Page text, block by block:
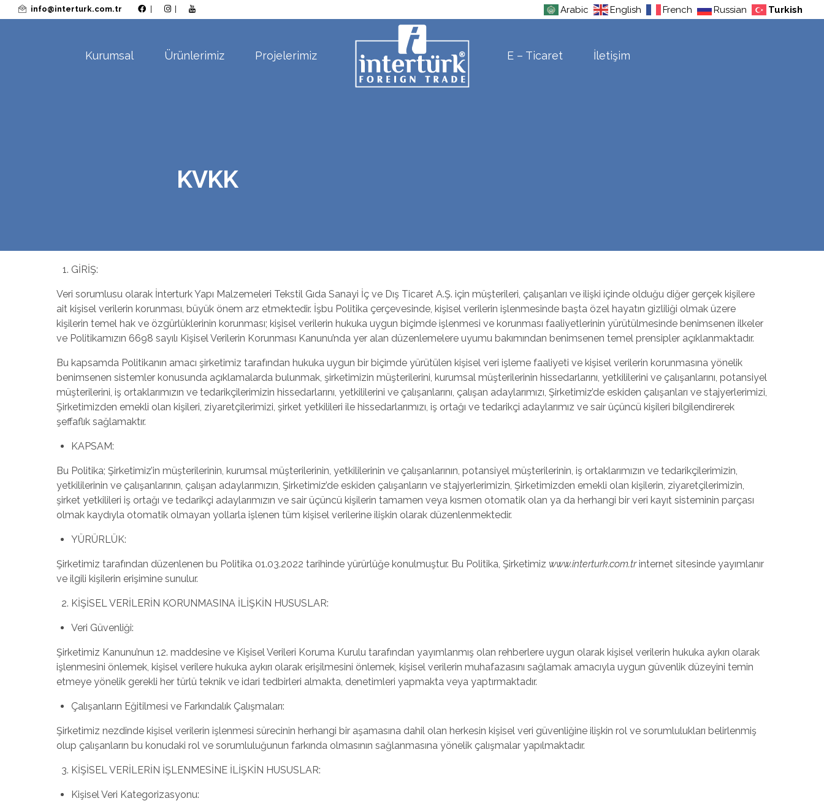
info@interturk.com.tr Arabic English French Russian Turkish
Kurumsal Ürünlerimiz Projelerimiz E – Ticaret İletişim
KVKK
GİRİŞ:
Veri sorumlusu olarak İnterturk Yapı Malzemeleri Tekstil Gıda Sanayi İç ve Dış Ticaret A.Ş. için müşterileri, çalışanları ve ilişki içinde olduğu diğer gerçek kişilere
ait kişisel verilerin korunması, büyük önem arz etmektedir. İşbu Politika çerçevesinde, kişisel verilerin işlenmesinde başta özel hayatın gizliliği olmak üzere
kişilerin temel hak ve özgürlüklerinin korunması; kişisel verilerin hukuka uygun biçimde işlenmesi ve korunması faaliyetlerinin yürütülmesinde benimsenen ilkeler
ve Politikamızın 6698 sayılı Kişisel Verilerin Korunması Kanunu’nda yer alan düzenlemelere uyumu bakımından benimsenen temel prensipler açıklanmaktadır.
Bu kapsamda Politikanın amacı şirketimiz tarafından hukuka uygun bir biçimde yürütülen kişisel veri işleme faaliyeti ve kişisel verilerin korunmasına yönelik
benimsenen sistemler konusunda açıklamalarda bulunmak, şirketimizin müşterilerini, kurumsal müşterilerinin hissedarlarını, yetkililerini ve çalışanlarını, potansiyel
müşterilerini, iş ortaklarımızın ve tedarikçilerimizin hissedarlarını, yetkililerini ve çalışanlarını, çalışan adaylarımızı, Şirketimiz’de eskiden çalışanları ve stajyerlerimizi,
Şirketimizden emekli olan kişileri, ziyaretçilerimizi, şirket yetkilileri ile hissedarlarımızı, iş ortağı ve tedarikçi adaylarımız ve sair üçüncü kişileri bilgilendirerek
şeffaflık sağlamaktır.
KAPSAM:
Bu Politika; Şirketimiz’in müşterilerinin, kurumsal müşterilerinin, yetkililerinin ve çalışanlarının, potansiyel müşterilerinin, iş ortaklarımızın ve tedarikçilerimizin,
yetkililerinin ve çalışanlarının, çalışan adaylarımızın, Şirketimiz’de eskiden çalışanların ve stajyerlerimizin, Şirketimizden emekli olan kişilerin, ziyaretçilerimizin,
şirket yetkilileri iş ortağı ve tedarikçi adaylarımızın ve sair üçüncü kişilerin tamamen veya kısmen otomatik olan ya da herhangi bir veri kayıt sisteminin parçası
olmak kaydıyla otomatik olmayan yollarla işlenen tüm kişisel verilerine ilişkin olarak düzenlenmektedir.
YÜRÜRLÜK:
Şirketimiz tarafından düzenlenen bu Politika 01.03.2022 tarihinde yürürlüğe konulmuştur. Bu Politika, Şirketimiz www.interturk.com.trinternet sitesinde yayımlanır
ve ilgili kişilerin erişimine sunulur.
KİŞİSEL VERİLERİN KORUNMASINA İLİŞKİN HUSUSLAR:
Veri Güvenliği:
Şirketimiz Kanunu’nun 12. maddesine ve Kişisel Verileri Koruma Kurulu tarafından yayımlanmış olan rehberlere uygun olarak kişisel verilerin hukuka aykırı olarak
işlenmesini önlemek, kişisel verilere hukuka aykırı olarak erişilmesini önlemek, kişisel verilerin muhafazasını sağlamak amacıyla uygun güvenlik düzeyini temin
etmeye yönelik gerekli her türlü teknik ve idari tedbirleri almakta, denetimleri yapmakta veya yaptırmaktadır.
Çalışanların Eğitilmesi ve Farkındalık Çalışmaları:
Şirketimiz nezdinde kişisel verilerin işlenmesi sürecinin herhangi bir aşamasına dahil olan herkesin kişisel veri güvenliğine ilişkin rol ve sorumlulukları belirlenmiş
olup çalışanların bu konudaki rol ve sorumluluğunun farkında olmasının sağlanmasına yönelik çalışmalar yapılmaktadır.
KİŞİSEL VERİLERİN İŞLENMESİNE İLİŞKİN HUSUSLAR:
Kişisel Veri Kategorizasyonu: